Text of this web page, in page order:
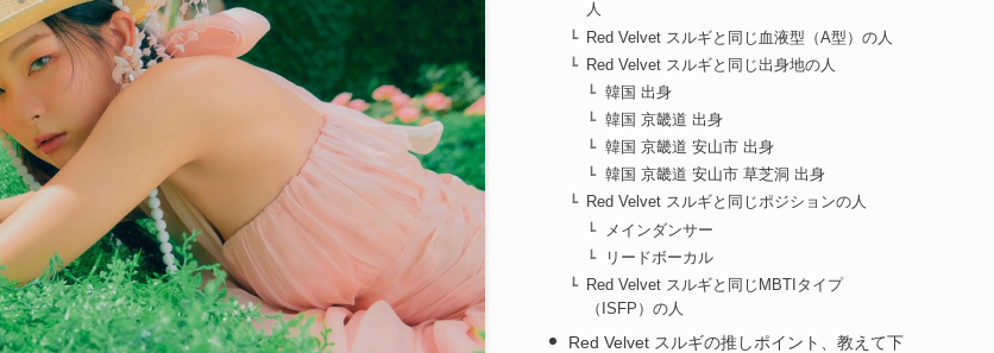
人
Red Velvet スルギと同じ血液型（A型）の人
Red Velvet スルギと同じ出身地の人
韓国 出身
韓国 京畿道 出身
韓国 京畿道 安山市 出身
韓国 京畿道 安山市 草芝洞 出身
Red Velvet スルギと同じポジションの人
メインダンサー
リードボーカル
Red Velvet スルギと同じMBTIタイプ
（ISFP）の人
Red Velvet スルギの推しポイント、教えて下